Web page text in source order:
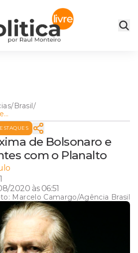
/Brasil/
de Bolsonaro e
com o Planalto
2020 às 06:51
Marcelo Camargo/Agência Brasil